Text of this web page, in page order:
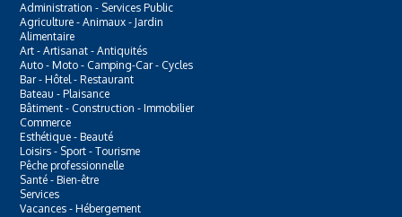
Administration - Services Public
Agriculture - Animaux - Jardin
Alimentaire
Art - Artisanat - Antiquités
Auto - Moto - Camping-Car - Cycles
Bar - Hôtel - Restaurant
Bateau - Plaisance
Bâtiment - Construction - Immobilier
Commerce
Esthétique - Beauté
Loisirs - Sport - Tourisme
Pêche professionnelle
Santé - Bien-être
Services
Vacances - Hébergement